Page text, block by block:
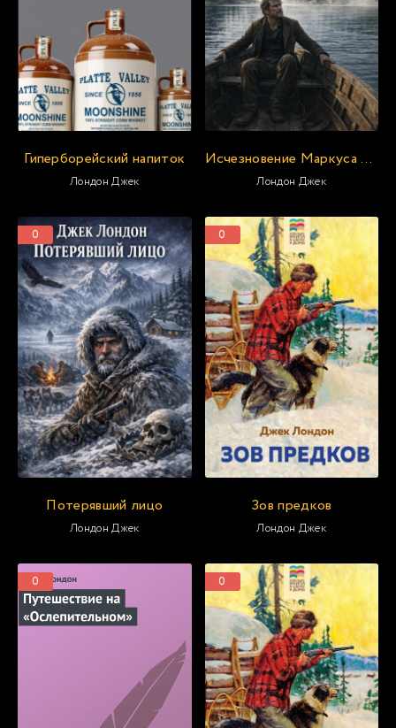
Гиперборейский напиток
Лондон Джек
Исчезновение Маркуса О'Брайена
Лондон Джек
0
Потерявший лицо
Лондон Джек
0
Зов предков
Лондон Джек
0 0